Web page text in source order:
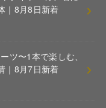
｜8月8日新着
ツ〜1本で楽しむ、
｜8月7日新着